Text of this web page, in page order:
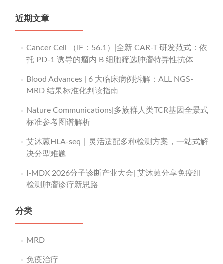
近期文章
Cancer Cell （IF：56.1）|全新 CAR-T 研发范式：依
托 PD-1 诱导的瘤内 B 细胞筛选肿瘤特异性抗体
Blood Advances | 6 大临床病例拆解：ALL NGS-
MRD 结果标准化判读指南
Nature Communications|多族群人类TCR基因全景式
标准参考图谱解析
艾沐蒽HLA-seq｜灵活适配多种检测方案，一站式解
决分型难题
I-MDX 2026分子诊断产业大会| 艾沐蒽分享免疫组
检测肿瘤诊疗新思路
分类
MRD
免疫治疗